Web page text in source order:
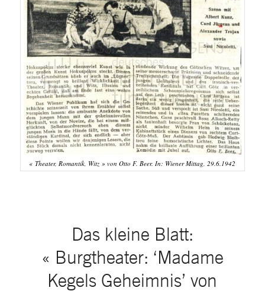
« Theater, Romantik, Witz » von Otto F. Beer. In: Wiener Mittag, 29.6.1942
Das kleine Blatt:
« Burgtheater: ‘Madame
Kegels Geheimnis’ von